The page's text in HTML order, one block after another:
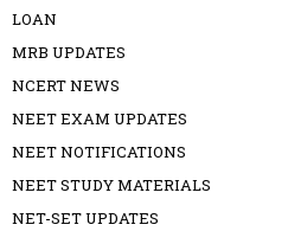
LOAN
MRB UPDATES
NCERT NEWS
NEET EXAM UPDATES
NEET NOTIFICATIONS
NEET STUDY MATERIALS
NET-SET UPDATES